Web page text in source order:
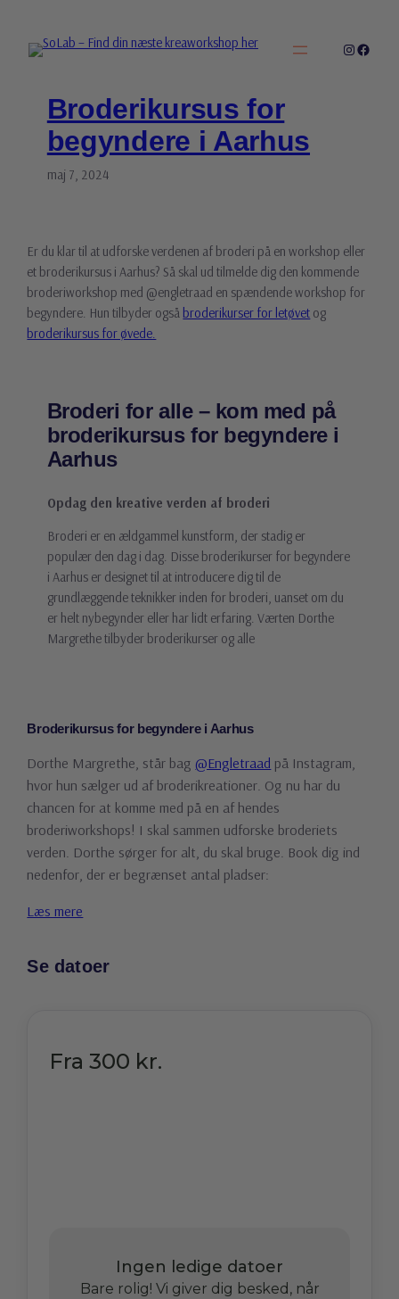
indhold
Broderikursus for
begyndere i Aarhus
maj 7, 2024
Er du klar til at udforske verdenen af broderi på en workshop eller
et broderikursus i Aarhus? Så skal ud tilmelde dig den kommende
broderiworkshop med @engletraad en spændende workshop for
begyndere. Hun tilbyder også broderikurser for letøvet og
broderikursus for øvede.
Broderi for alle – kom med på
broderikursus for begyndere i
Aarhus
Opdag den kreative verden af broderi
Broderi er en ældgammel kunstform, der stadig er
populær den dag i dag. Disse broderikurser for begyndere
i Aarhus er designet til at introducere dig til de
grundlæggende teknikker inden for broderi, uanset om du
er helt nybegynder eller har lidt erfaring. Værten Dorthe
Margrethe tilbyder broderikurser og alle
Broderikursus for begyndere i Aarhus
Dorthe Margrethe, står bag @Engletraad på Instagram,
hvor hun sælger ud af broderikreationer. Og nu har du
chancen for at komme med på en af hendes
broderiworkshops! I skal sammen udforske broderiets
verden. Dorthe sørger for alt, du skal bruge. Book dig ind
nedenfor, der er begrænset antal pladser:
Læs mere
Se datoer